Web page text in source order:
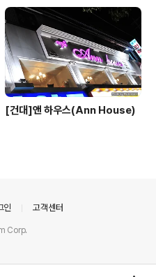
[건대]앤 하우스(Ann House)
인 고객센터
Corp.